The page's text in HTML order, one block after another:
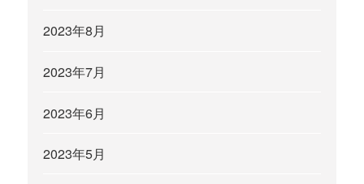
2023年8月
2023年7月
2023年6月
2023年5月